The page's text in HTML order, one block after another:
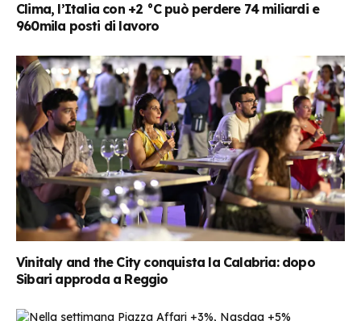
Clima, l’Italia con +2 °C può perdere 74 miliardi e
960mila posti di lavoro
Vinitaly and the City conquista la Calabria: dopo
Sibari approda a Reggio